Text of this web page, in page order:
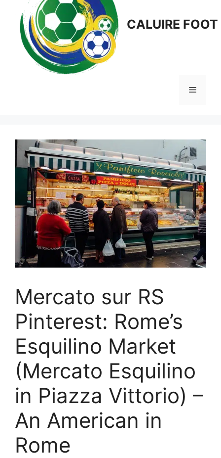
CALUIRE FOOT
Menu
Mercato sur RS
Pinterest: Rome’s
Esquilino Market
(Mercato Esquilino
in Piazza Vittorio) –
An American in
Rome